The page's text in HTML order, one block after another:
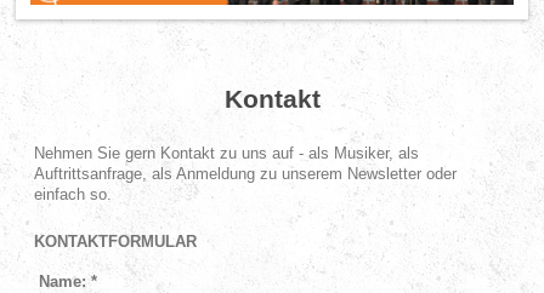
Kontakt
Nehmen Sie gern Kontakt zu uns auf - als Musiker, als
Auftrittsanfrage, als Anmeldung zu unserem Newsletter oder
einfach so.
KONTAKTFORMULAR
Name: *